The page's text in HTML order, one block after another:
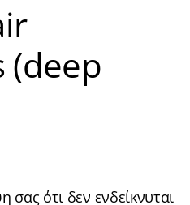
(deep
ότι δεν ενδείκνυται